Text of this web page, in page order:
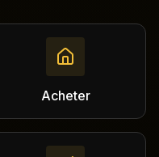
Acheter